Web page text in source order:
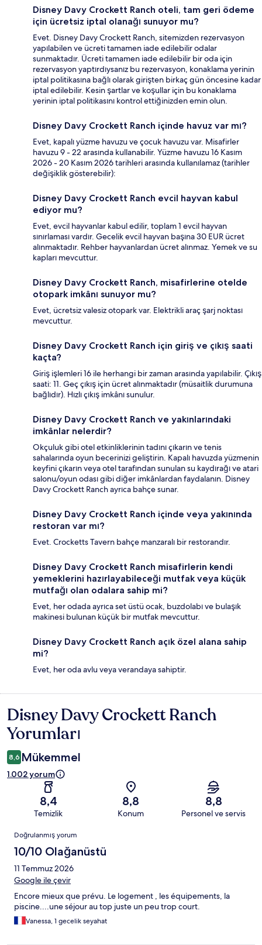
Disney Davy Crockett Ranch oteli, tam geri ödeme
için ücretsiz iptal olanağı sunuyor mu?
Evet. Disney Davy Crockett Ranch, sitemizden rezervasyon
yapılabilen ve ücreti tamamen iade edilebilir odalar
sunmaktadır. Ücreti tamamen iade edilebilir bir oda için
rezervasyon yaptırdıysanız bu rezervasyon, konaklama yerinin
iptal politikasına bağlı olarak girişten birkaç gün öncesine kadar
iptal edilebilir. Kesin şartlar ve koşullar için bu konaklama
yerinin iptal politikasını kontrol ettiğinizden emin olun.
Disney Davy Crockett Ranch içinde havuz var mı?
Evet, kapalı yüzme havuzu ve çocuk havuzu var. Misafirler
havuzu 9 - 22 arasında kullanabilir. Yüzme havuzu 16 Kasım
2026 - 20 Kasım 2026 tarihleri arasında kullanılamaz (tarihler
değişiklik gösterebilir):
Disney Davy Crockett Ranch evcil hayvan kabul
ediyor mu?
Evet, evcil hayvanlar kabul edilir, toplam 1 evcil hayvan
sınırlaması vardır. Gecelik evcil hayvan başına 30 EUR ücret
alınmaktadır. Rehber hayvanlardan ücret alınmaz. Yemek ve su
kapları mevcuttur.
Disney Davy Crockett Ranch, misafirlerine otelde
otopark imkânı sunuyor mu?
Evet, ücretsiz valesiz otopark var. Elektrikli araç şarj noktası
mevcuttur.
Disney Davy Crockett Ranch için giriş ve çıkış saati
kaçta?
Giriş işlemleri 16 ile herhangi bir zaman arasında yapılabilir. Çıkış
saati: 11. Geç çıkış için ücret alınmaktadır (müsaitlik durumuna
bağlıdır). Hızlı çıkış imkânı sunulur.
Disney Davy Crockett Ranch ve yakınlarındaki
imkânlar nelerdir?
Okçuluk gibi otel etkinliklerinin tadını çıkarın ve tenis
sahalarında oyun becerinizi geliştirin. Kapalı havuzda yüzmenin
keyfini çıkarın veya otel tarafından sunulan su kaydırağı ve atari
salonu/oyun odası gibi diğer imkânlardan faydalanın. Disney
Davy Crockett Ranch ayrıca bahçe sunar.
Disney Davy Crockett Ranch içinde veya yakınında
restoran var mı?
Evet. Crocketts Tavern bahçe manzaralı bir restorandır.
Disney Davy Crockett Ranch misafirlerin kendi
yemeklerini hazırlayabileceği mutfak veya küçük
mutfağı olan odalara sahip mi?
Evet, her odada ayrıca set üstü ocak, buzdolabı ve bulaşık
makinesi bulunan küçük bir mutfak mevcuttur.
Disney Davy Crockett Ranch açık özel alana sahip
mi?
Evet, her oda avlu veya verandaya sahiptir.
Yorumlar
Disney Davy Crockett Ranch
Yorumları
8,6 Mükemmel
1.002 yorum
8,4
Temizlik
8,8
Konum
8,8
Personel ve servis
Yorumlar
Doğrulanmış yorum
10/10 Olağanüstü
11 Temmuz 2026
Google ile çevir
Encore mieux que prévu. Le logement , les équipements, la
piscine....une séjour au top juste un peu trop court.
Vanessa, 1 gecelik seyahat